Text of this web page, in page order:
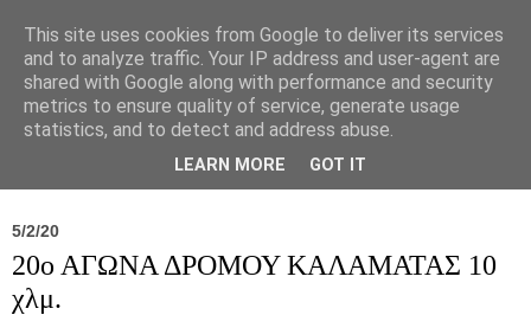
Σύλλογος Ιπποκράτειος
5/2/20
20ο ΑΓΩΝΑ ΔΡΟΜΟΥ ΚΑΛΑΜΑΤΑΣ 10
χλμ.
This site uses cookies from Google to deliver its services
and to analyze traffic. Your IP address and user-agent are
shared with Google along with performance and security
metrics to ensure quality of service, generate usage
statistics, and to detect and address abuse.
LEARN MORE GOT IT